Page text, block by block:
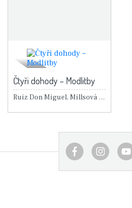
Čtyři dohody – Modlitby
Ruiz Don Miguel, Millsová Janet